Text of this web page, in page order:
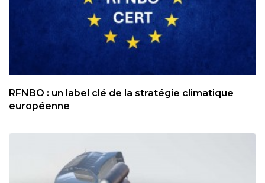
RFNBO : un label clé de la stratégie climatique
européenne